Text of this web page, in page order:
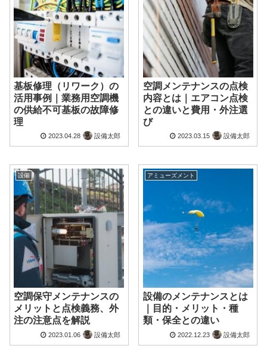
基板修理（リワーク）の
活用事例｜業務用空調機
の供給不可基板の故障修
理
2023.04.28 設備太郎
空調メンテナンスの点検
内容とは｜エアコン点検
との違いと費用・外注選
び
2023.03.15 設備太郎
設備
空調保守メンテナンスの
メリットと点検義務、外
注の注意点を解説
2023.01.06 設備太郎
アミューズメント
設備のメンテナンスとは
｜目的・メリット・種
類・保全との違い
2022.12.23 設備太郎